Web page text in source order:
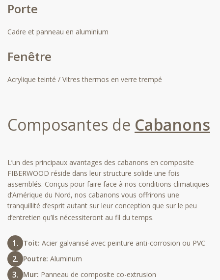
Porte
Cadre et panneau en aluminium
Fenêtre
Acrylique teinté / Vitres thermos en verre trempé
Composantes de Cabanons
L’un des principaux avantages des cabanons en composite
FIBERWOOD réside dans leur structure solide une fois
assemblés. Conçus pour faire face à nos conditions climatiques
d’Amérique du Nord, nos cabanons vous offrirons une
tranquillité d’esprit autant sur leur conception que sur le peu
d’entretien qu’ils nécessiteront au fil du temps.
Toit: Acier galvanisé avec peinture anti-corrosion ou PVC
Poutre: Aluminum
Mur: Panneau de composite co-extrusion